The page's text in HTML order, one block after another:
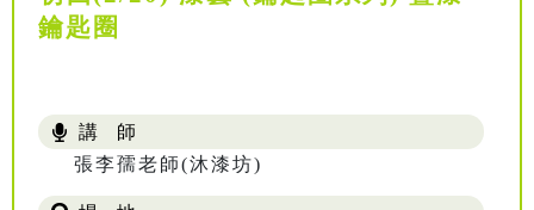
鑰匙圈
講 師
張李孺老師(沐漆坊)